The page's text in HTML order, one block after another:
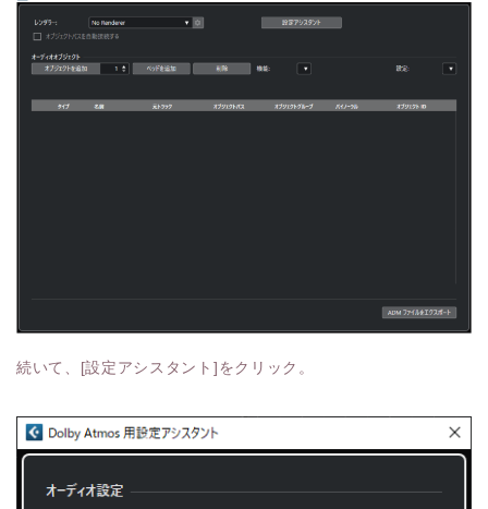
続いて、[設定アシスタント]をクリック。